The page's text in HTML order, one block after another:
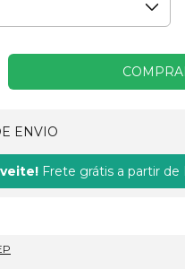
ENVIO
Frete grátis a partir de